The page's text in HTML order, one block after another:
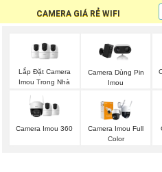
CAMERA GIÁ RẺ WIFI
Lắp Đặt Camera
Imou Trong Nhà
Camera Dùng Pin
Imou
Camera Imou 360
Camera Imou Full
Color